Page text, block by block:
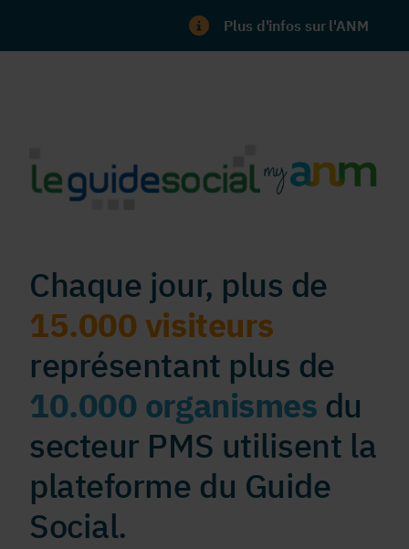
Plus d'infos sur l'ANM
Chaque jour, plus de
15.000 visiteurs
représentant plus de
10.000 organismes du
secteur PMS utilisent la
plateforme du Guide
Social.